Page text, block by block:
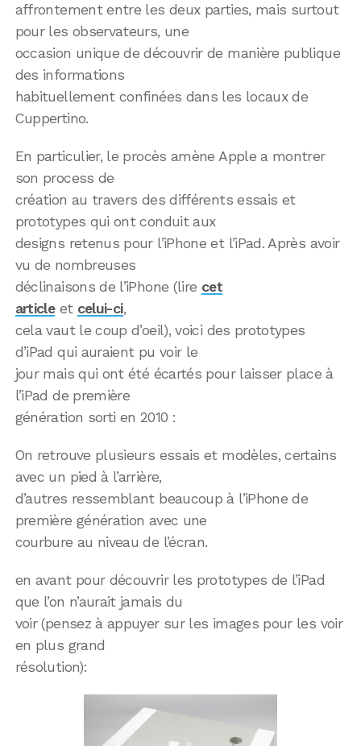
affrontement entre les deux parties, mais surtout
pour les observateurs, une
occasion unique de découvrir de manière publique
des informations
habituellement confinées dans les locaux de
Cuppertino.
En particulier, le procès amène Apple a montrer
son process de
création au travers des différents essais et
prototypes qui ont conduit aux
designs retenus pour l’iPhone et l’iPad. Après avoir
vu de nombreuses
déclinaisons de l’iPhone (lire cet
articleet celui-ci,
cela vaut le coup d’oeil), voici des prototypes
d’iPad qui auraient pu voir le
jour mais qui ont été écartés pour laisser place à
l’iPad de première
génération sorti en 2010 :
On retrouve plusieurs essais et modèles, certains
avec un pied à l’arrière,
d’autres ressemblant beaucoup à l’iPhone de
première génération avec une
courbure au niveau de l’écran.
en avant pour découvrir les prototypes de l’iPad
que l’on n’aurait jamais du
voir (pensez à appuyer sur les images pour les voir
en plus grand
résolution):